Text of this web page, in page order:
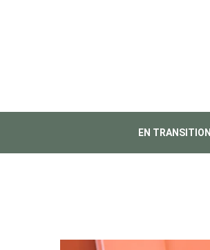
EN TRANSITION